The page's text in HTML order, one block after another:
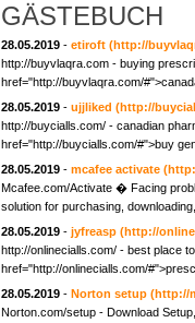
GÄSTEBUCH
28.05.2019 - etiroft (http://
http://buyvlaqra.com - buying
href="http://buyvlaqra.com/
28.05.2019 - ujjliked (http://
http://buycialls.com/ - canadian
href="http://buycialls.com/#">buy
28.05.2019 - mcafee activate
Mcafee.com/Activate � Facing
solution for purchasing,
28.05.2019 - jyfreasp (http://
http://onlinecialls.com/ - best place
href="http://onlinecialls.com/
28.05.2019 - Norton setup (http://
Norton.com/setup - Download